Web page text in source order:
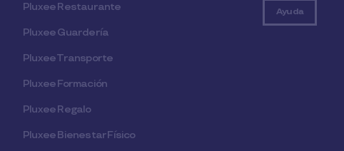
Pluxee Restaurante
Pluxee Guardería
Pluxee Transporte
Pluxee Formación
Pluxee Regalo
Pluxee Bienestar Físico
Ayuda